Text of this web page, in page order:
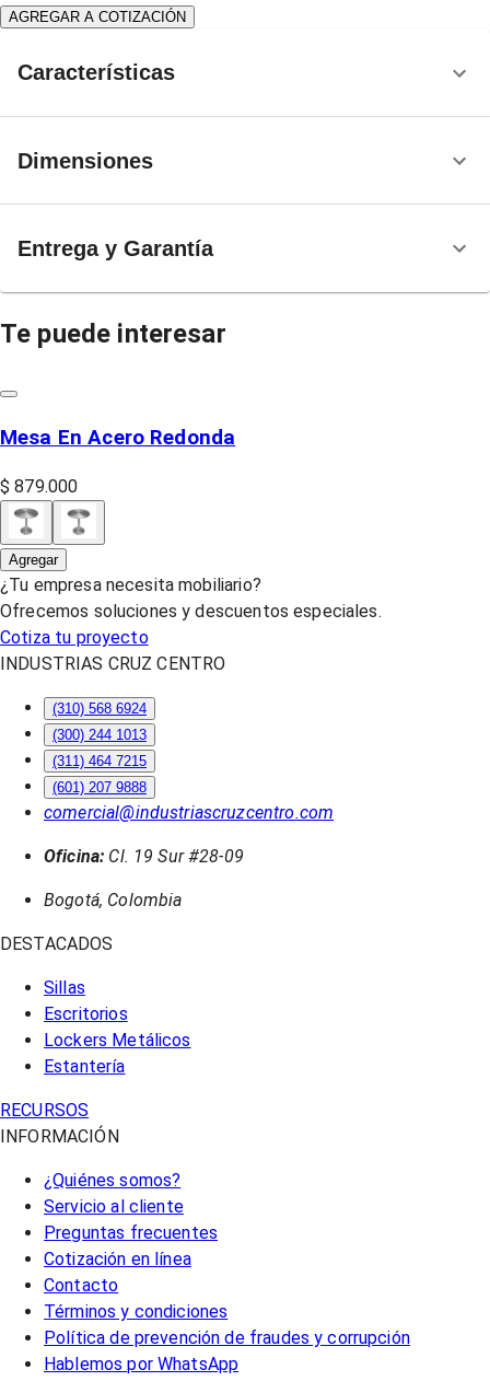
AGREGAR A COTIZACIÓN
Características
Dimensiones
Entrega y Garantía
Te puede interesar
Mesa En Acero Redonda
$ 879.000
Agregar
¿Tu empresa necesita mobiliario?
Ofrecemos soluciones y descuentos especiales.
Cotiza tu proyecto
INDUSTRIAS CRUZ CENTRO
(310) 568 6924
(300) 244 1013
(311) 464 7215
(601) 207 9888
comercial@industriascruzcentro.com
Oficina: Cl. 19 Sur #28-09
Bogotá, Colombia
DESTACADOS
Sillas
Escritorios
Lockers Metálicos
Estantería
RECURSOS
INFORMACIÓN
¿Quiénes somos?
Servicio al cliente
Preguntas frecuentes
Cotización en línea
Contacto
Términos y condiciones
Política de prevención de fraudes y corrupción
Hablemos por WhatsApp